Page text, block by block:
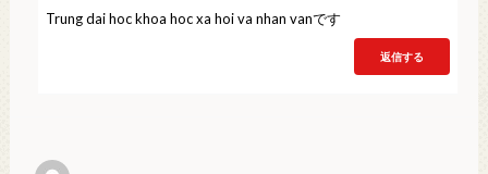
Trung dai hoc khoa hoc xa hoi va nhan vanです
返信する